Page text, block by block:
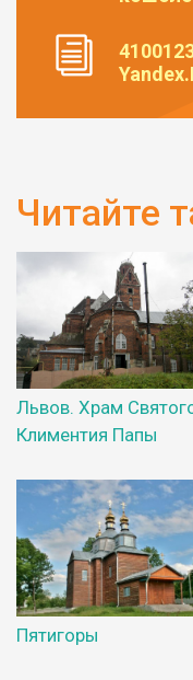
Читайте
Львов. Храм
Климентия Папы
Пятигоры